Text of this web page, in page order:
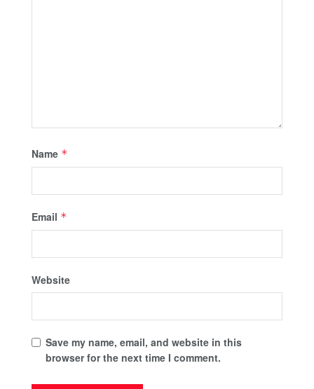
Name *
Email *
Website
Save my name, email, and website in this
browser for the next time I comment.